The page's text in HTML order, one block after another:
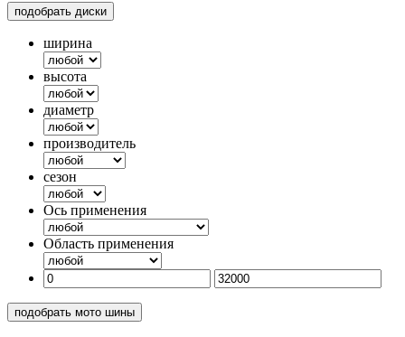
подобрать диски
ширина
высота
диаметр
производитель
сезон
Ось применения
Область применения
подобрать мото шины